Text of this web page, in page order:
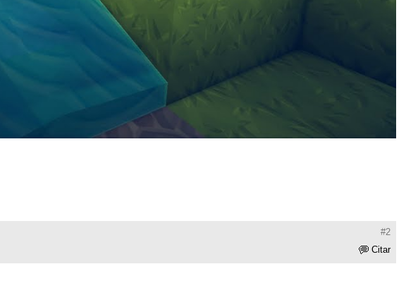
#2
Citar